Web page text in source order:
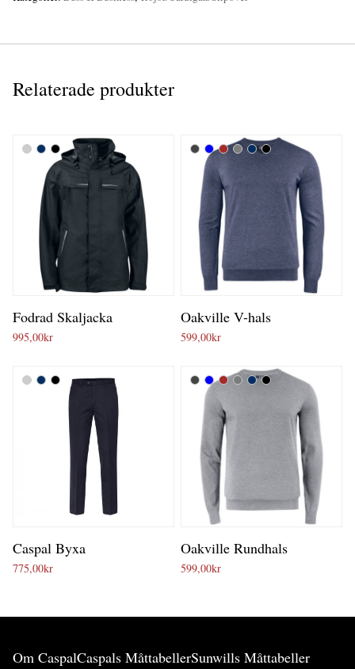
Relaterade produkter
Fodrad Skaljacka
995,00kr
Oakville V-hals
599,00kr
Caspal Byxa
775,00kr
Oakville Rundhals
599,00kr
Om CaspalCaspals MåttabellerSunwills Måttabeller